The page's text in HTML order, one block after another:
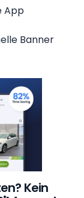
App
Banner
Kein